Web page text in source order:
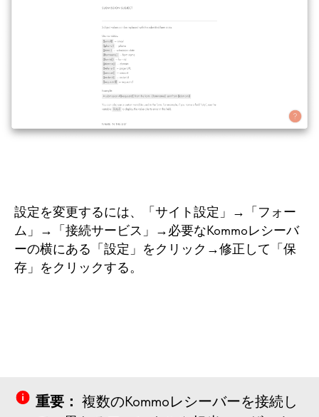
設定を変更するには、「サイト設定」→「フォー
ム」→「接続サービス」→必要なKommoレシーバ
ーの横にある「設定」をクリック→修正して「保
存」をクリックする。
重要： 複数のKommoレシーバーを接続し